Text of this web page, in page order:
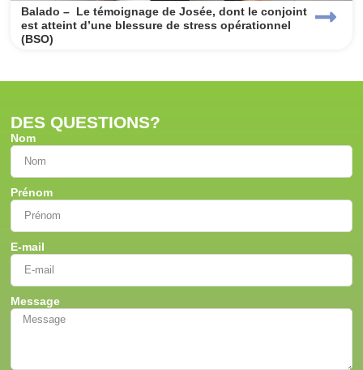
Balado – Le témoignage de Josée, dont le conjoint
est atteint d’une blessure de stress opérationnel
(BSO)
DES QUESTIONS?
Nom
Prénom
E-mail
Message